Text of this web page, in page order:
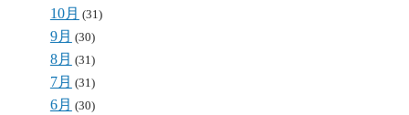
10月 (31)
9月 (30)
8月 (31)
7月 (31)
6月 (30)